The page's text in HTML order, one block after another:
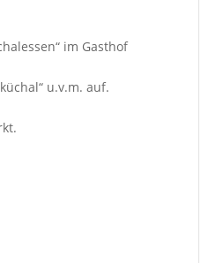
im Gasthof
u.v.m. auf.